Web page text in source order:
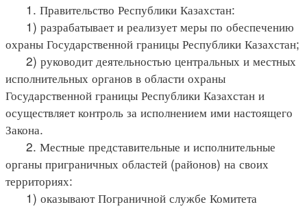
1. Правительство Республики Казахстан:
1) разрабатывает и реализует меры по обеспечению
охраны Государственной границы Республики Казахстан;
2) руководит деятельностью центральных и местных
исполнительных органов в области охраны
Государственной границы Республики Казахстан и
осуществляет контроль за исполнением ими настоящего
Закона.
2. Местные представительные и исполнительные
органы приграничных областей (районов) на своих
территориях:
1) оказывают Пограничной службе Комитета